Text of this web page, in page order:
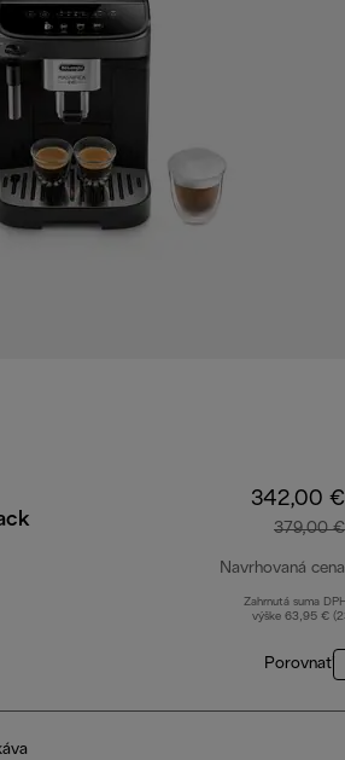
342,00 €
379,00 €
Navrhovaná cena
Zahrnutá suma
výške 63,95 €
Porovnať